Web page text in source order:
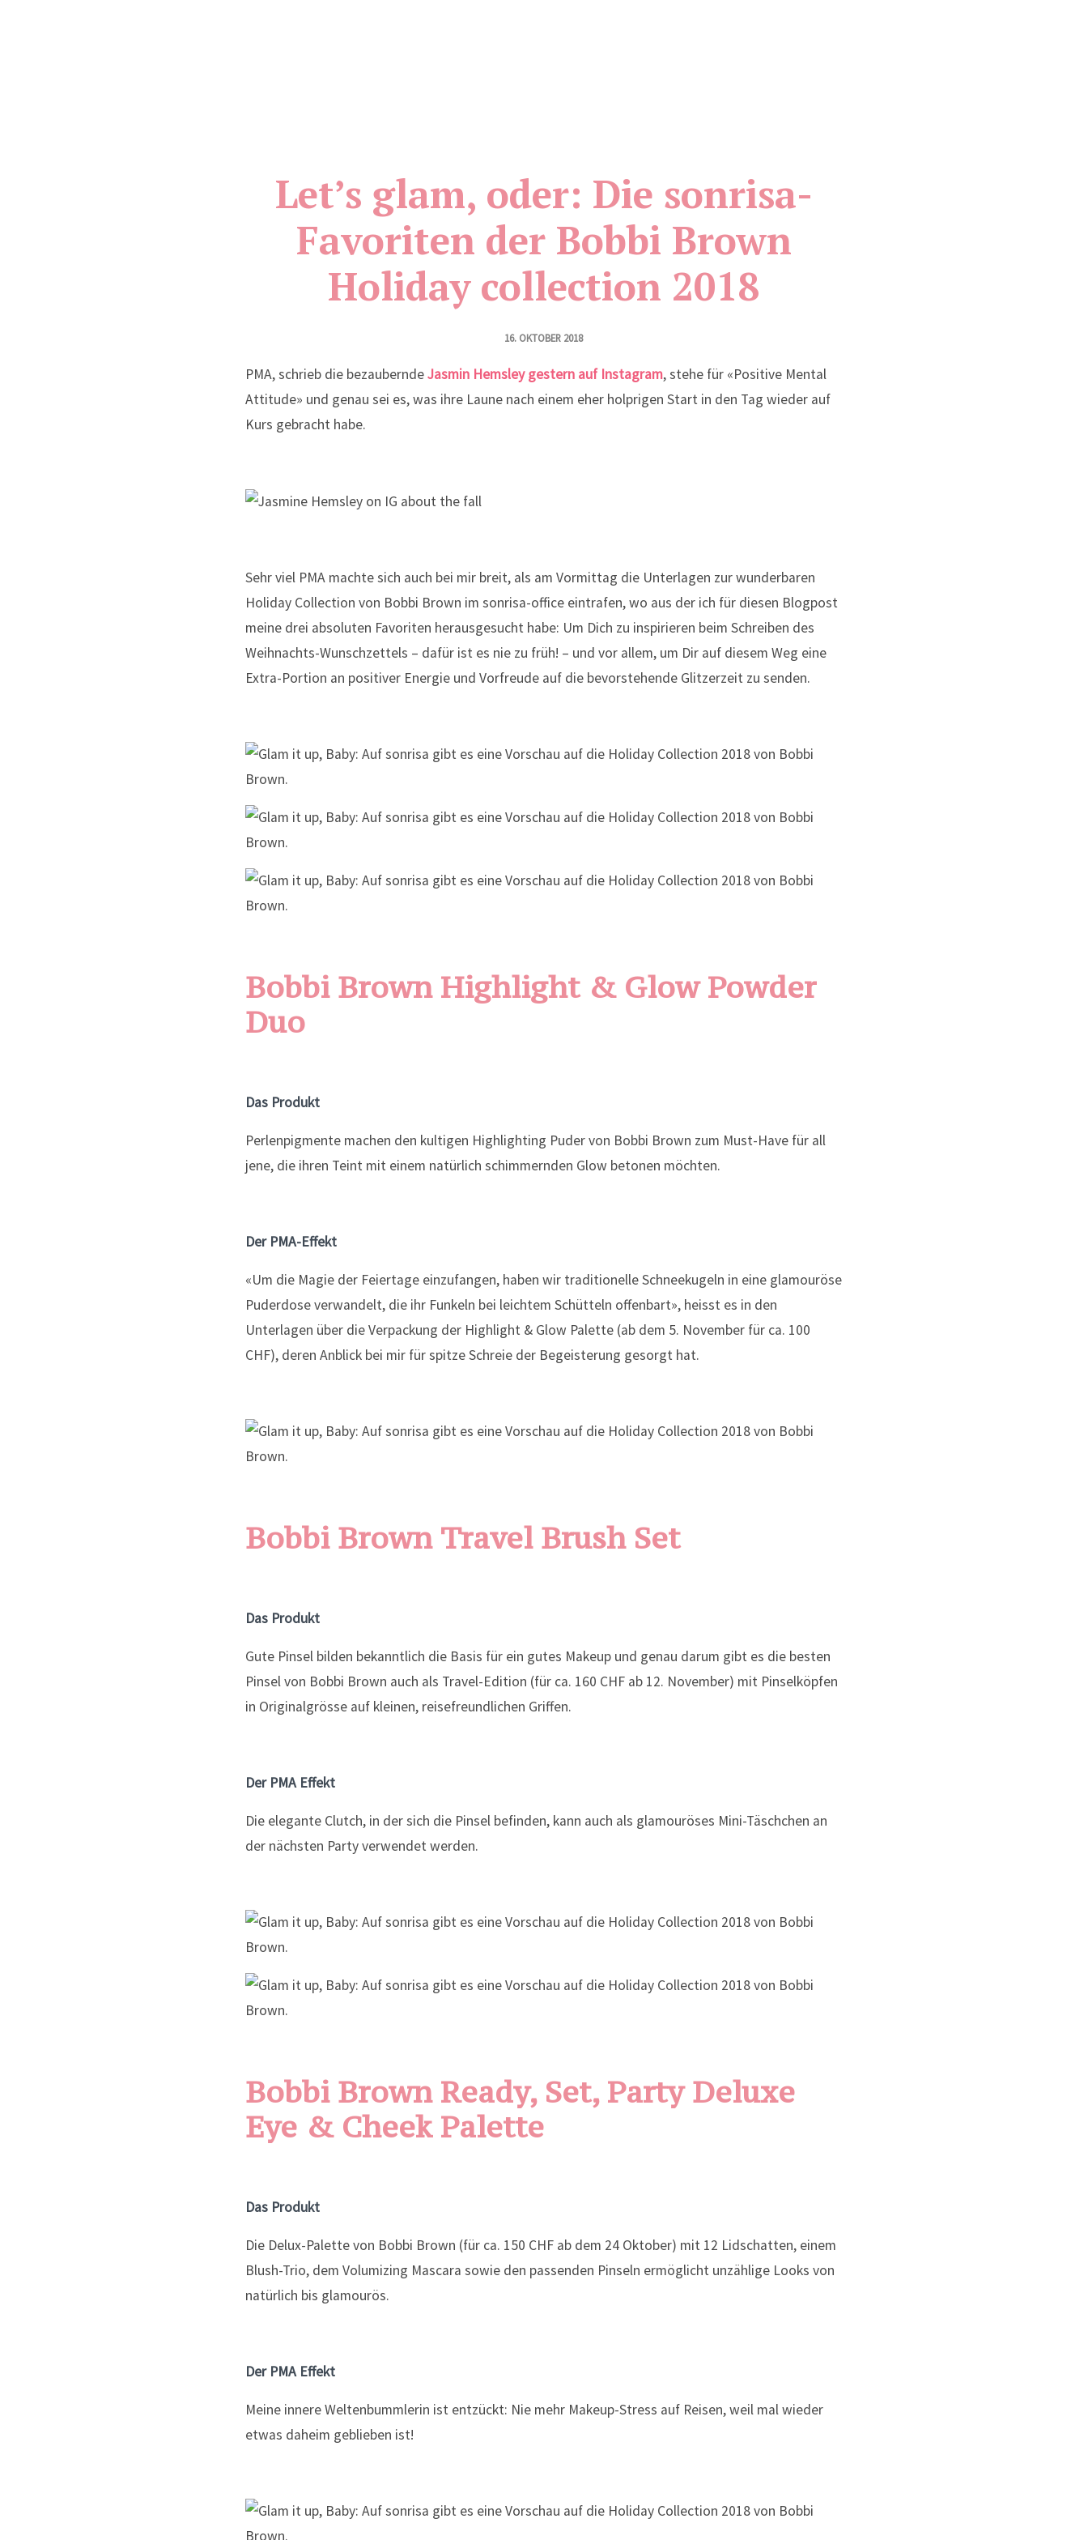
Let’s glam, oder: Die sonrisa-
Favoriten der Bobbi Brown
Holiday collection 2018
16. OKTOBER 2018
PMA, schrieb die bezauberndeJasmin Hemsley gestern auf Instagram, stehe für «Positive Mental
Attitude» und genau sei es, was ihre Laune nach einem eher holprigen Start in den Tag wieder auf
Kurs gebracht habe.
Sehr viel PMA machte sich auch bei mir breit, als am Vormittag die Unterlagen zur wunderbaren
Holiday Collection von Bobbi Brown im sonrisa-office eintrafen, wo aus der ich für diesen Blogpost
meine drei absoluten Favoriten herausgesucht habe: Um Dich zu inspirieren beim Schreiben des
Weihnachts-Wunschzettels – dafür ist es nie zu früh! – und vor allem, um Dir auf diesem Weg eine
Extra-Portion an positiver Energie und Vorfreude auf die bevorstehende Glitzerzeit zu senden.
Bobbi Brown Highlight & Glow Powder
Duo
Das Produkt
Perlenpigmente machen den kultigen Highlighting Puder von Bobbi Brown zum Must-Have für all
jene, die ihren Teint mit einem natürlich schimmernden Glow betonen möchten.
Der PMA-Effekt
«Um die Magie der Feiertage einzufangen, haben wir traditionelle Schneekugeln in eine glamouröse
Puderdose verwandelt, die ihr Funkeln bei leichtem Schütteln offenbart», heisst es in den
Unterlagen über die Verpackung der Highlight & Glow Palette (ab dem 5. November für ca. 100
CHF), deren Anblick bei mir für spitze Schreie der Begeisterung gesorgt hat.
Bobbi Brown Travel Brush Set
Das Produkt
Gute Pinsel bilden bekanntlich die Basis für ein gutes Makeup und genau darum gibt es die besten
Pinsel von Bobbi Brown auch als Travel-Edition (für ca. 160 CHF ab 12. November) mit Pinselköpfen
in Originalgrösse auf kleinen, reisefreundlichen Griffen.
Der PMA Effekt
Die elegante Clutch, in der sich die Pinsel befinden, kann auch als glamouröses Mini-Täschchen an
der nächsten Party verwendet werden.
Bobbi Brown Ready, Set, Party Deluxe
Eye & Cheek Palette
Das Produkt
Die Delux-Palette von Bobbi Brown (für ca. 150 CHF ab dem 24 Oktober) mit 12 Lidschatten, einem
Blush-Trio, dem Volumizing Mascara sowie den passenden Pinseln ermöglicht unzählige Looks von
natürlich bis glamourös.
Der PMA Effekt
Meine innere Weltenbummlerin ist entzückt: Nie mehr Makeup-Stress auf Reisen, weil mal wieder
etwas daheim geblieben ist!